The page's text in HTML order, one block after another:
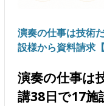
演奏の仕事は技術
設様から資料請求
演奏の仕事は
講38日で17施